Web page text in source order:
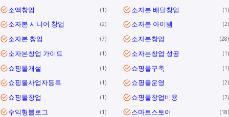
소액창업 1 소자본 배달창업 1
소자본 시니어 창업 2 소자본 아이템 2
소자본 창업 7 소자본창업 28
소자본창업 가이드 1 소자본창업 성공 1
쇼핑몰개설 1 쇼핑몰구축 1
쇼핑몰사업자등록 1 쇼핑몰운영 2
쇼핑몰창업 1 쇼핑몰창업비용 2
수익형블로그 1 스마트스토어 18